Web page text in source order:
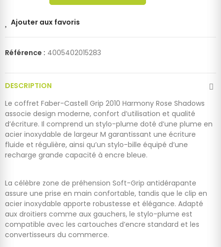
Ajouter aux favoris
Référence : 4005402015283
DESCRIPTION
Le coffret Faber-Castell Grip 2010 Harmony Rose Shadows
associe design moderne, confort d’utilisation et qualité
d’écriture. Il comprend un stylo-plume doté d’une plume en
acier inoxydable de largeur M garantissant une écriture
fluide et régulière, ainsi qu’un stylo-bille équipé d’une
recharge grande capacité à encre bleue.
La célèbre zone de préhension Soft-Grip antidérapante
assure une prise en main confortable, tandis que le clip en
acier inoxydable apporte robustesse et élégance. Adapté
aux droitiers comme aux gauchers, le stylo-plume est
compatible avec les cartouches d’encre standard et les
convertisseurs du commerce.